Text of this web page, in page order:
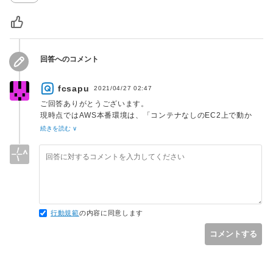
回答へのコメント
fcsapu 2021/04/27 02:47
ご回答ありがとうございます。
現時点ではAWS本番環境は、「コンテナなしのEC2上で動か
せたら、EBSストレージを利用(アタッチ？)」という構成で進
しかし、hidoriさんのご回答が貴重でとても興味がございます
り、LambdaやS3、DynamoDB等をローカル開発環境にて利
用できるようにするツールだと認識しました。
「ローカルの開発環境から s3 を使用可能」ということは、以
続きを読む ∨
行動規範の内容に同意します
コメントする